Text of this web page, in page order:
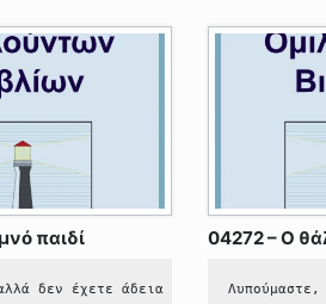
παιδί
δεν έχετε άδεια να δείτε αυτό το
04272 – Ο